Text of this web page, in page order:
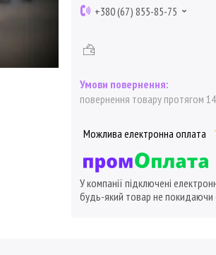
+380 (67) 855-85-75
повернення товару протягом
У компанії підключені
будь-який товар не покидаючи